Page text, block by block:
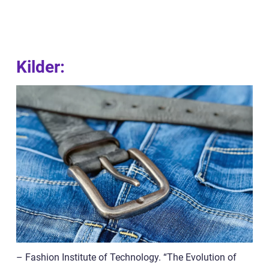
Kilder:
– Fashion Institute of Technology. “The Evolution of